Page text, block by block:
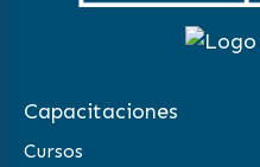
Capacitaciones
Cursos